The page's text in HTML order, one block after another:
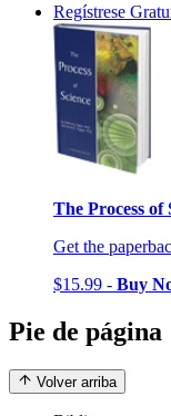
Regístrese
The Process of
Get the
$15.99 - Buy
Pie de página
Volver arriba